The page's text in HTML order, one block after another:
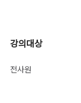
강의대상
전사원